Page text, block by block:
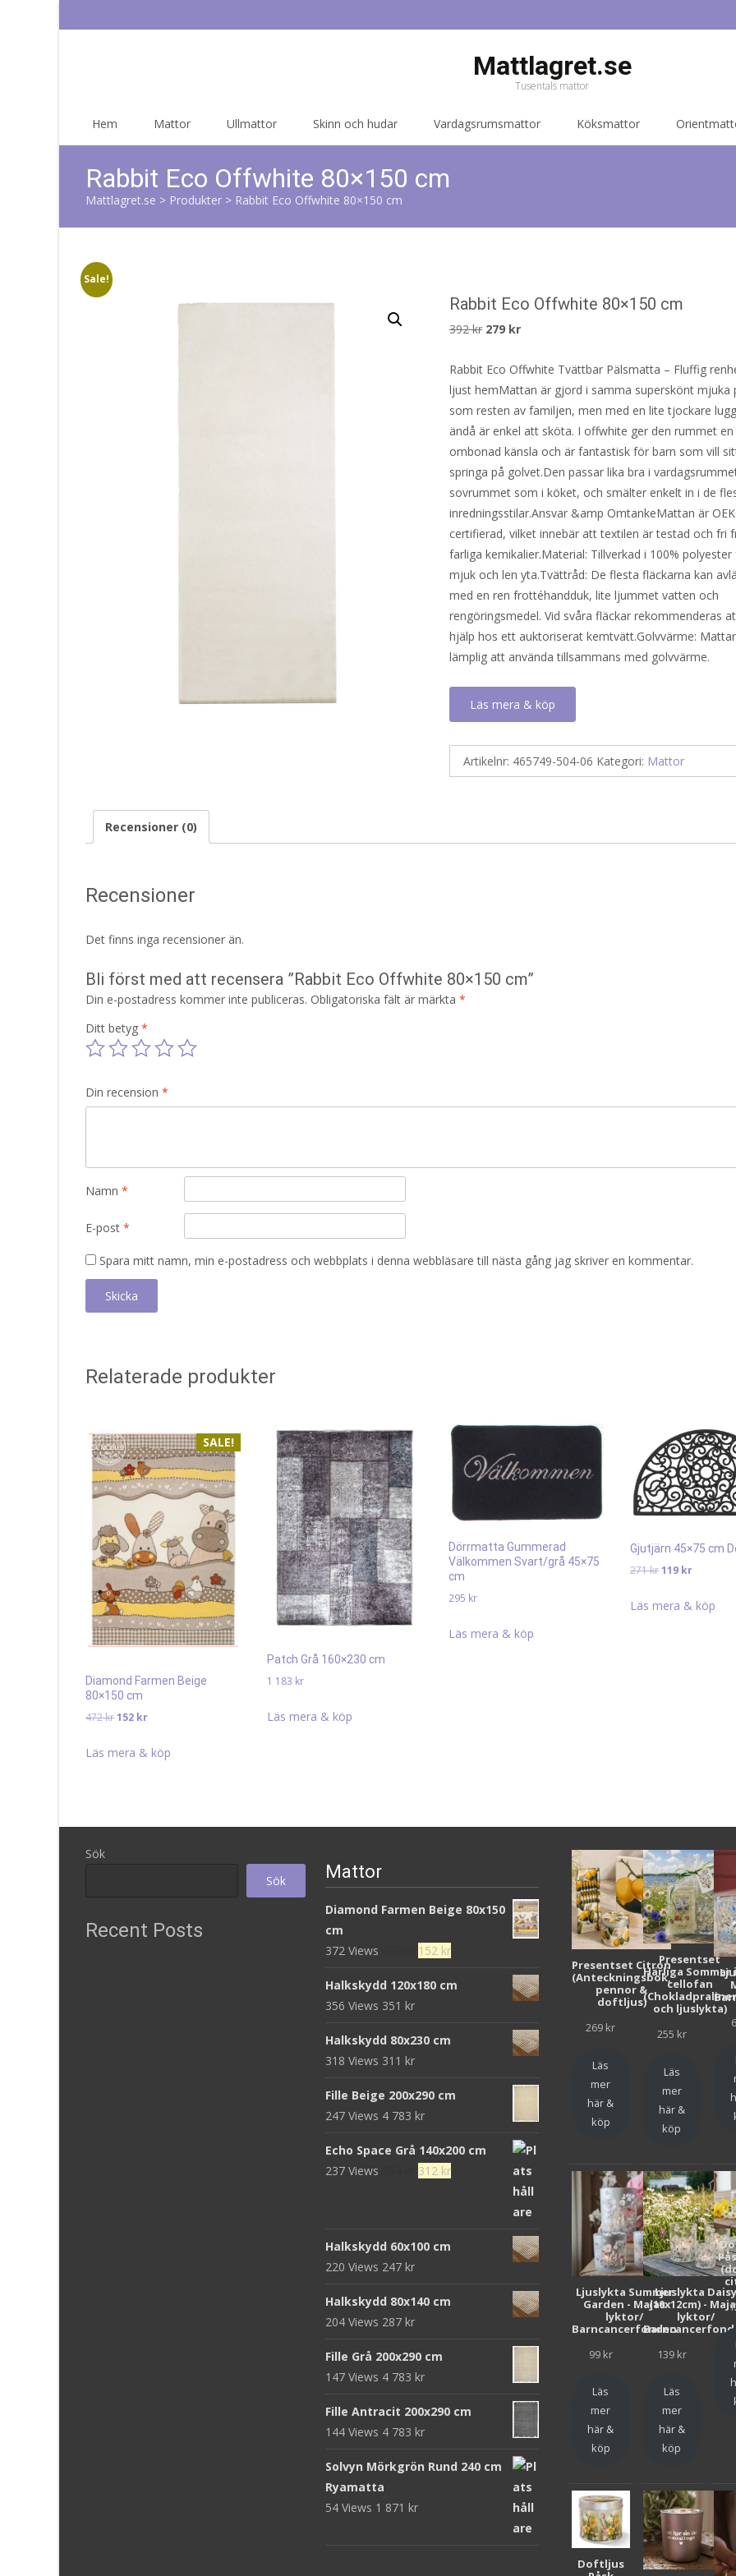
Mattlagret.se
Tusentals mattor
Hem Mattor Ullmattor Skinn och hudar Vardagsrumsmattor Köksmattor
Rabbit Eco Offwhite 80×150 cm
Mattlagret.se > Produkter > Rabbit Eco Offwhite 80×150 cm
Sale!
Rabbit Eco Offwhite 80×150 cm
392kr Det
priset
var:
392 kr.
279 krDet
priset
är:
279 kr.
Rabbit Eco Offwhite Tvättbar Pälsmatta – Fluffig
ljust hemMattan är gjord i samma superskönt mjuka
som resten av familjen, men med en lite tjockare
ändå är enkel att sköta. I offwhite ger den rummet en
ombonad känsla och är fantastisk för barn som vill
springa på golvet.Den passar lika bra i
sovrummet som i köket, och smälter enkelt in i de
inredningsstilar.Ansvar &amp OmtankeMattan är
certifierad, vilket innebär att textilen är testad och fri
farliga kemikalier.Material: Tillverkad i 100% polyester
mjuk och len yta.Tvättråd: De flesta fläckarna kan
med en ren frottéhandduk, lite ljummet vatten och
rengöringsmedel. Vid svåra fläckar rekommenderas
hjälp hos ett auktoriserat kemtvätt.Golvvärme:
lämplig att använda tillsammans med golvvärme.
Läs mera & köp
Artikelnr: 465749-504-06 Kategori: Mattor
Recensioner (0)
Recensioner
Det finns inga recensioner än.
Bli först med att recensera ”Rabbit Eco Offwhite 80×150 cm”
Din e-postadress kommer inte publiceras. Obligatoriska fält är märkta *
Ditt betyg *
Din recension *
Namn *
E-post *
Spara mitt namn, min e-postadress och webbplats i denna webbläsare till nästa gång jag skriver en kommentar.
Relaterade produkter
SALE!
Diamond Farmen Beige
80×150 cm
472krDet
priset
152 krDet
priset
Läs mera & köp
Patch Grå 160×230 cm
1 183 kr
Läs mera & köp
Dörrmatta Gummerad
Välkommen Svart/grå 45×75
cm
295 kr
Läs mera & köp
Gjutjärn 45×75 cm
271krDet
priset
119 krDet
priset
Läs mera & köp
Sök
Sök
Recent Posts
Mattor
Diamond Farmen Beige 80x150
cm
372 Views
Det
priset
152 krDet
priset
Halkskydd 120x180 cm
356 Views 351 kr
Halkskydd 80x230 cm
318 Views 311 kr
Fille Beige 200x290 cm
247 Views 4 783 kr
Echo Space Grå 140x200 cm
237 Views
Det
952 kr.
312 krDet
Halkskydd 60x100 cm
220 Views 247 kr
Halkskydd 80x140 cm
204 Views 287 kr
Fille Grå 200x290 cm
147 Views 4 783 kr
Fille Antracit 200x290 cm
144 Views 4 783 kr
Solvyn Mörkgrön Rund 240 cm
Ryamatta
54 Views 1 871 kr
Presentset Citron
(Anteckningsbok,
pennor &
doftljus)
269 kr
Läs
mer
här &
köp
Presentset
Härliga Sommar i
cellofan
(Chokladpraliner
och ljuslykta)
255 kr
Läs
mer
här &
köp
Ljuslykta Summer
Garden - Majas
lyktor/
Barncancerfonden
99 kr
Läs
mer
här &
köp
Ljuslykta Daisy
(10x12cm) -
lyktor/
139 kr
Läs
mer
här &
köp
Doftljus